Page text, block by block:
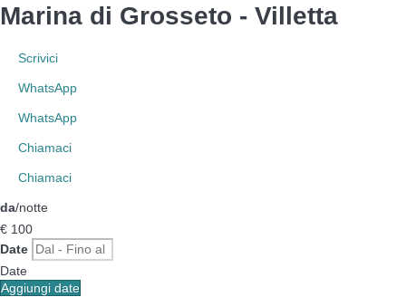
Marina di Grosseto - Villetta
Scrivici
WhatsApp
WhatsApp
Chiamaci
Chiamaci
da/notte
€ 100
Date
Date
Aggiungi date